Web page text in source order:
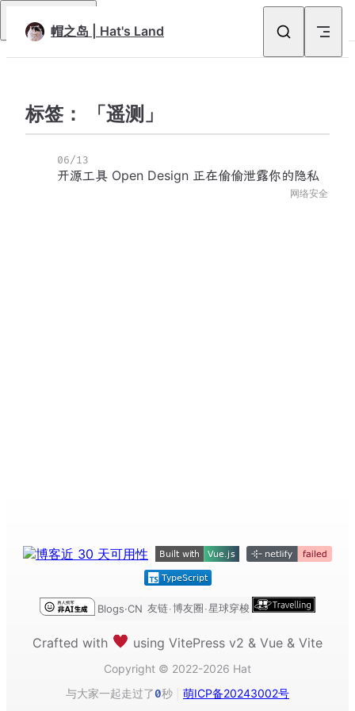
帽之岛 | Hat's Land
Return to top
标签： 「遥测」
06/13
开源工具 Open Design 正在偷偷泄露你的隐私
网络安全
Blogs·CN 友链·博友圈·星球穿梭
Crafted with using VitePress v2 & Vue & Vite
Copyright © 2022-2026 Hat
与大家一起走过了0秒 萌ICP备20243002号